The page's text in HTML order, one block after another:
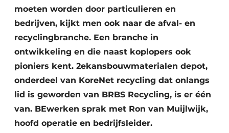
Detectieapparatuur
Persen
Stofbeheersing
Uitrustingsstukken
Shredders
Transportbanden
moeten worden door particulieren en
bedrijven, kijkt men ook naar de afval- en
recyclingbranche. Een branche in
ontwikkeling en die naast koplopers ook
pioniers kent. 2ekansbouwmaterialen depot,
onderdeel van KoreNet recycling dat onlangs
lid is geworden van BRBS Recycling, is er één
van. BEwerken sprak met Ron van Muijlwijk,
hoofd operatie en bedrijfsleider.